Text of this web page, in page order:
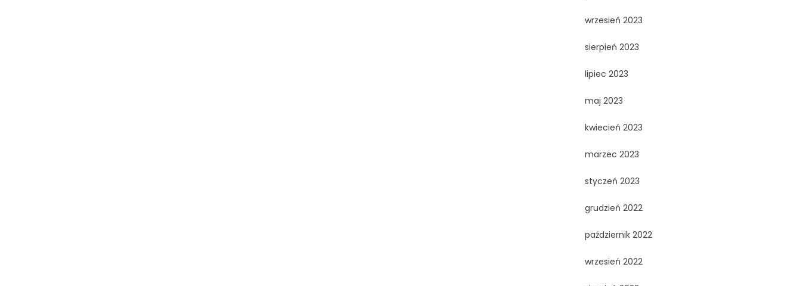
wrzesień 2023
sierpień 2023
lipiec 2023
maj 2023
kwiecień 2023
marzec 2023
styczeń 2023
grudzień 2022
październik 2022
wrzesień 2022